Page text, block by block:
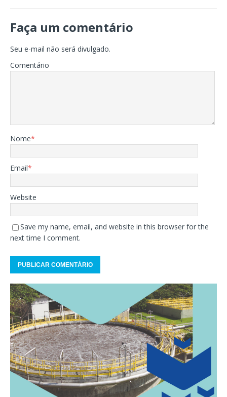
Faça um comentário
Seu e-mail não será divulgado.
Comentário
Nome*
Email*
Website
Save my name, email, and website in this browser for the
next time I comment.